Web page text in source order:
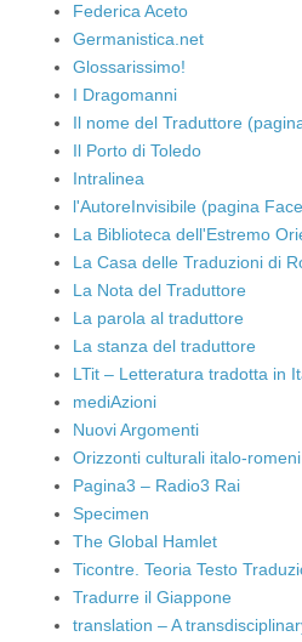
Federica Aceto
Germanistica.net
Glossarissimo!
I Dragomanni
Il nome del Traduttore
Il Porto di Toledo
Intralinea
l'AutoreInvisibile (pagina
La Biblioteca dell'Estremo
La Casa delle Traduzioni di
La Nota del Traduttore
La parola al traduttore
La stanza del traduttore
LTit – Letteratura tradotta in
mediAzioni
Nuovi Argomenti
Orizzonti culturali italo-romeni
Pagina3 – Radio3 Rai
Specimen
The Global Hamlet
Ticontre. Teoria Testo
Tradurre il Giappone
translation – A